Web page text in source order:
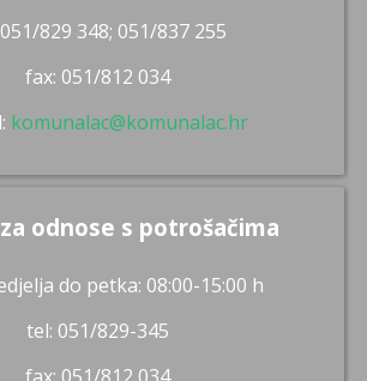
829 348; 051/837 255
fax: 051/812 034
komunalac@komunalac.hr
odnose s potrošačima
do petka: 08:00-15:00 h
tel: 051/829-345